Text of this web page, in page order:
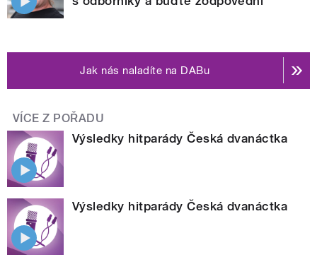
Jak nás naladíte na DABu
VÍCE Z POŘADU
Výsledky hitparády Česká dvanáctka
Výsledky hitparády Česká dvanáctka